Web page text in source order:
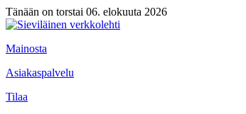
Tänään on torstai 06. elokuuta 2026
Mainosta
Asiakaspalvelu
Tilaa